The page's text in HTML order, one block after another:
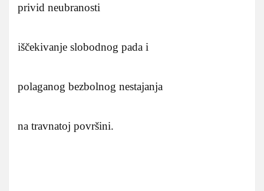
privid neubranosti
iščekivanje slobodnog pada i
polaganog bezbolnog nestajanja
na travnatoj površini.